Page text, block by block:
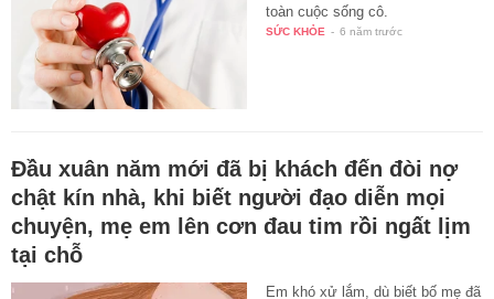
toàn cuộc sống cô.
SỨC KHỎE - 6 năm trước
Đầu xuân năm mới đã bị khách đến đòi nợ
chật kín nhà, khi biết người đạo diễn mọi
chuyện, mẹ em lên cơn đau tim rồi ngất lịm
tại chỗ
Em khó xử lắm, dù biết bố mẹ đã